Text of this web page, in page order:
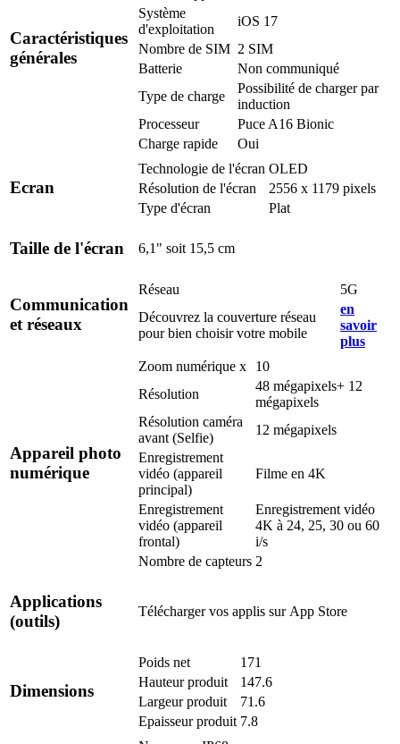
Caractéristiques
générales
Système
d'exploitation
iOS 17
Nombre de SIM 2 SIM
Batterie
Non communiqué
Type de charge
Possibilité de charger par
induction
Processeur
Puce A16 Bionic
Charge rapide
Oui
Ecran
Technologie de l'écran OLED
Résolution de l'écran
2556 x 1179 pixels
Type d'écran
Plat
Taille de l'écran 6,1" soit 15,5 cm
Communication
et réseaux
Réseau
5G
Découvrez la couverture réseau
pour bien choisir votre mobile
en
savoir
plus
Appareil photo
numérique
Zoom numérique x
10
Résolution
48 mégapixels+ 12
mégapixels
Résolution caméra
avant (Selfie)
12 mégapixels
Enregistrement
vidéo (appareil
principal)
Filme en 4K
Enregistrement
vidéo (appareil
frontal)
Enregistrement vidéo
4K à 24, 25, 30 ou 60
i/s
Nombre de capteurs 2
Applications
(outils)
Télécharger vos applis sur App Store
Dimensions
Poids net
171
Hauteur produit
147.6
Largeur produit
71.6
Epaisseur produit 7.8